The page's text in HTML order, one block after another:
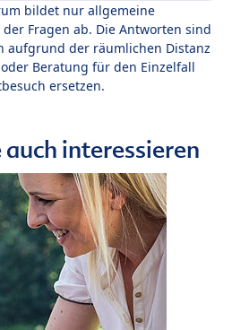
bildet nur allgemeine
Fragen ab. Die Antworten sind
aufgrund der räumlichen Distanz
Beratung für den Einzelfall
ersetzen.
auch interessieren